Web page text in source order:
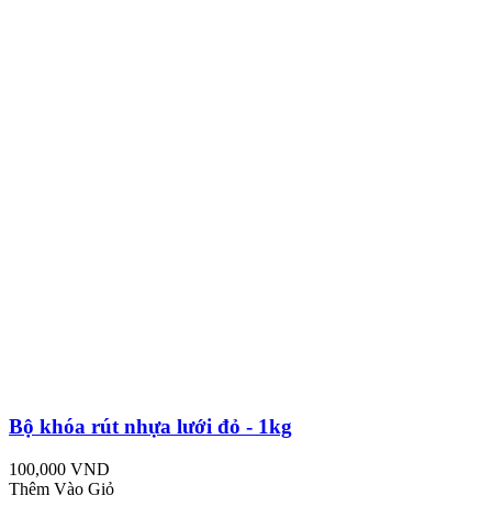
Bộ khóa rút nhựa lưới đỏ - 1kg
100,000 VND
Thêm Vào Giỏ